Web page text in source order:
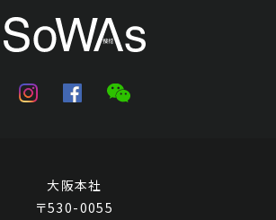
大阪本社
〒530-0055